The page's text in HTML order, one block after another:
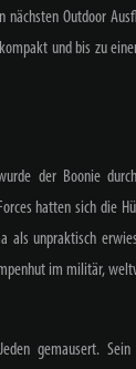
Outdoor
und bis zu
der Boonie
hatten sich die
unpraktisch
im militär,
gemausert.